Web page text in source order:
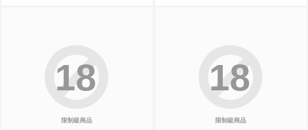
限制級商品
18
限制級商品
18